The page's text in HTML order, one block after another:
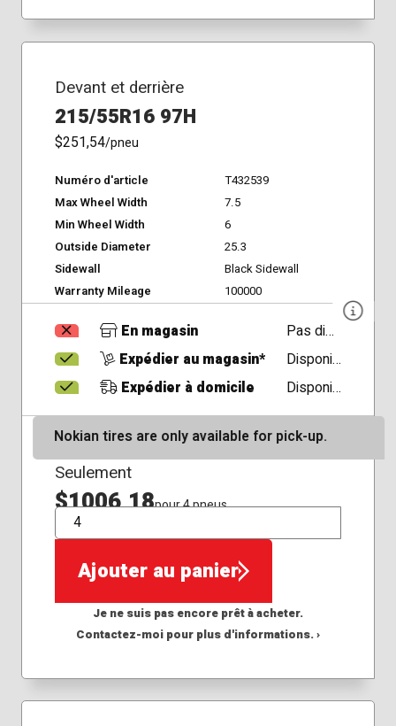
Devant et derrière
215/55R16 97H
$251,54/pneu
Numéro d'article
T432539
Max Wheel Width
7.5
Min Wheel Width
6
Outside Diameter
25.3
Sidewall
Black Sidewall
Warranty Mileage
100000
En magasin
Pas disponible
Expédier au magasin*
Disponible
Expédier à domicile
Disponible
Nokian tires are only available for pick-up.
Seulement
$1006,18pour 4 pneus
QTÉ
Ajouter au panier
Je ne suis pas encore prêt à acheter.
Contactez-moi pour plus d'informations. ›